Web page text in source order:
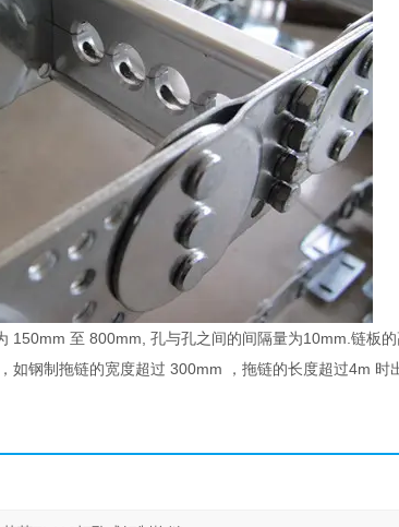
150mm 至 800mm, 孔与孔之间的间隔量为10mm.链板
如钢制拖链的宽度超过 300mm ，拖链的长度超过4m